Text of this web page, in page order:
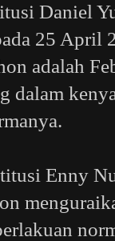
Daniel
25 April
adalah
dalam
Enny